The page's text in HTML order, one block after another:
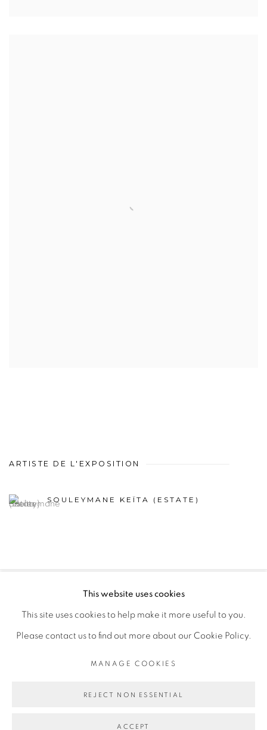
ARTISTE DE L'EXPOSITION
SOULEYMANE KEÏTA (ESTATE)
MANAGE COOKIES
COPYRIGHT © 2026 GALERIE CÉCILE FAKHOURY
SITE BY ARTLOGIC
This website uses cookies
This site uses cookies to help make it more useful to you.
Please contact us to find out more about our Cookie Policy.
MANAGE COOKIES
REJECT NON ESSENTIAL
ACCEPT